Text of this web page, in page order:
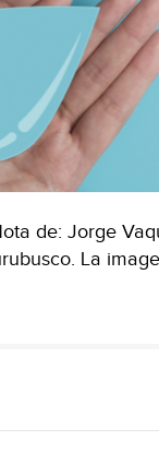
de: Jorge
La